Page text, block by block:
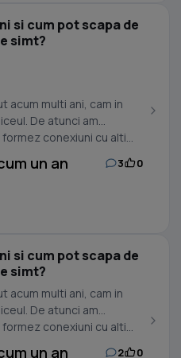
si cum pot scapa de
simt?
acum multi ani, cam in
De atunci am
conexiuni cu alti...
un an 3 0
si cum pot scapa de
simt?
acum multi ani, cam in
De atunci am
sa formez conexiuni cu alti...
un an 2 0